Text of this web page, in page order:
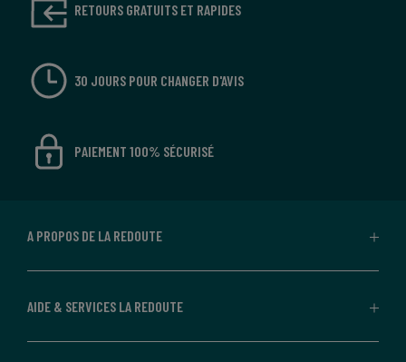
RETOURS GRATUITS ET RAPIDES
30 JOURS POUR CHANGER D'AVIS
PAIEMENT 100% SÉCURISÉ
A PROPOS DE LA REDOUTE
AIDE & SERVICES LA REDOUTE